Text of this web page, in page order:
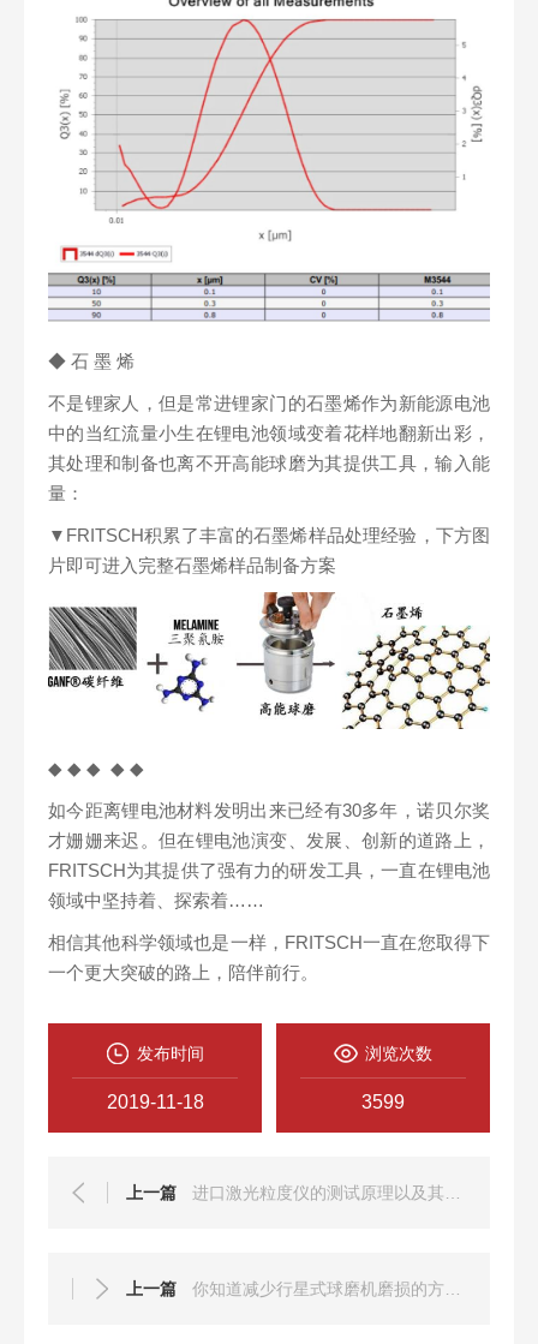
◆ 石 墨 烯
不是锂家人，但是常进锂家门的石墨烯作为新能源电池
中的当红流量小生在锂电池领域变着花样地翻新出彩，
其处理和制备也离不开高能球磨为其提供工具，输入能
量：
▼FRITSCH积累了丰富的石墨烯样品处理经验，下方图
片即可进入完整石墨烯样品制备方案
◆ ◆ ◆ ◆ ◆
如今距离锂电池材料发明出来已经有30多年，诺贝尔奖
才姗姗来迟。但在锂电池演变、发展、创新的道路上，
FRITSCH为其提供了强有力的研发工具，一直在锂电池
领域中坚持着、探索着……
相信其他科学领域也是一样，FRITSCH一直在您取得下
一个更大突破的路上，陪伴前行。
发布时间
2019-11-18
浏览次数
3599
上一篇
上一篇